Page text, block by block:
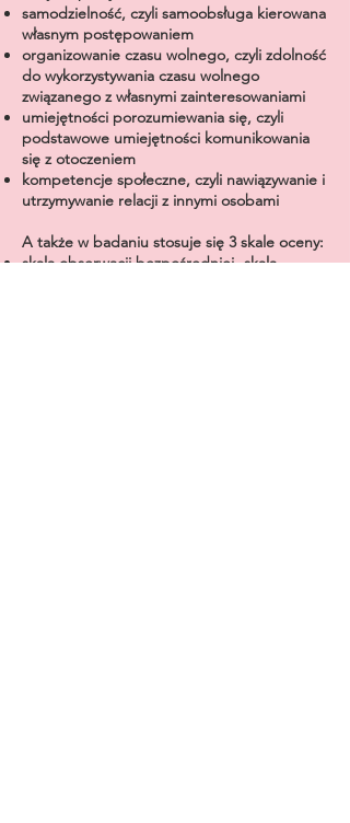
samodzielność, czyli samoobsługa kierowana
własnym postępowaniem
organizowanie czasu wolnego, czyli zdolność
do wykorzystywania czasu wolnego
związanego z własnymi zainteresowaniami
umiejętności porozumiewania się, czyli
podstawowe umiejętności komunikowania
się z otoczeniem
kompetencje społeczne, czyli nawiązywanie i
utrzymywanie relacji z innymi osobami
A także w badaniu stosuje się 3 skale oceny:
skala obserwacji bezpośredniej- skala